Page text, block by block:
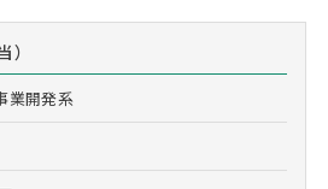
）
業開発系